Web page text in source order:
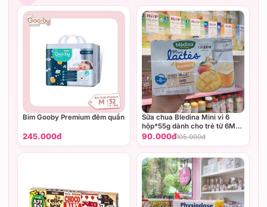
Bỉm Gooby Premium đêm quần
245.000đ
Sữa chua Bledina Mini vỉ 6
hộp*55g dành cho trẻ từ 6M+
(Vị Dâu, vị Lê, vị Chuối, vị
90.000đ105.000đ